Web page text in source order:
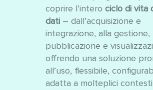
coprire l’intero ciclo di vita
dati– dall’acquisizione e
integrazione, alla gestione,
pubblicazione e
offrendo una soluzione
all’uso, flessibile,
adatta a molteplici contesti